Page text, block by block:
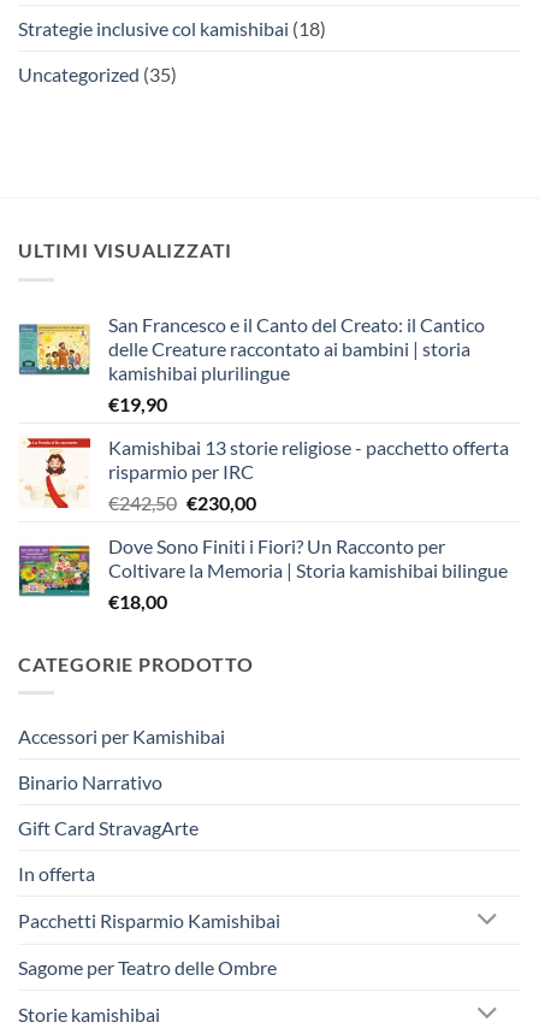
Strategie inclusive col kamishibai (18)
Uncategorized (35)
ULTIMI VISUALIZZATI
San Francesco e il Canto del Creato: il Cantico
delle Creature raccontato ai bambini | storia
kamishibai plurilingue
€19,90
Kamishibai 13 storie religiose - pacchetto offerta
risparmio per IRC
€242,50 Il
originale
era:
€230,00Il
attuale
è:
Dove Sono Finiti i Fiori? Un Racconto per
Coltivare la Memoria | Storia kamishibai bilingue
€18,00
CATEGORIE PRODOTTO
Accessori per Kamishibai
Binario Narrativo
Gift Card StravagArte
In offerta
Pacchetti Risparmio Kamishibai
Sagome per Teatro delle Ombre
Storie kamishibai